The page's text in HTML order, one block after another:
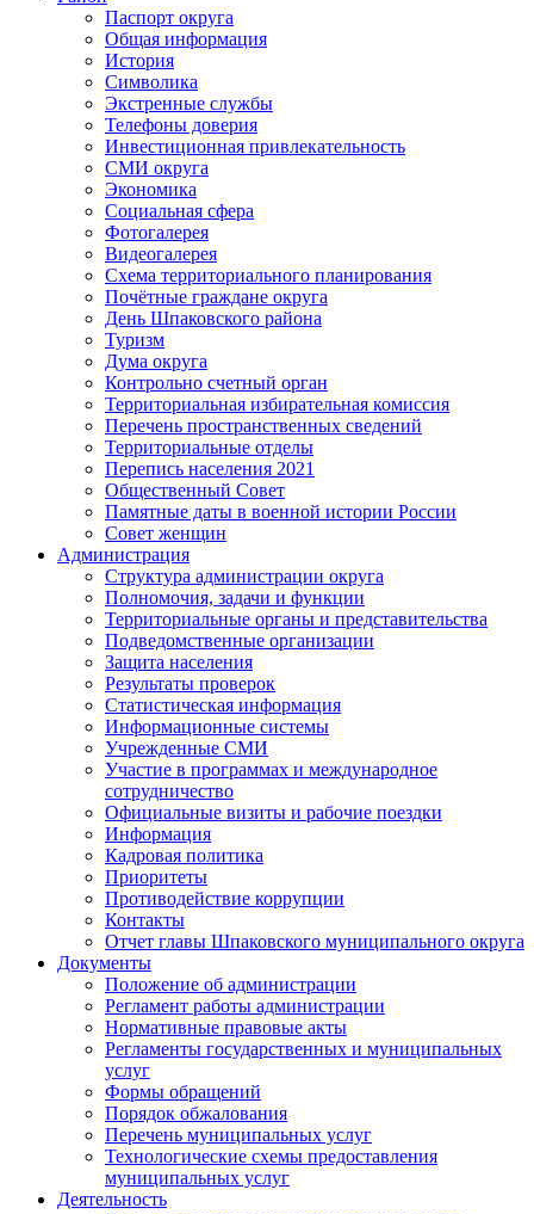
Паспорт округа
Общая информация
История
Символика
Экстренные службы
Телефоны доверия
Инвестиционная привлекательность
СМИ округа
Экономика
Социальная сфера
Фотогалерея
Видеогалерея
Схема территориального планирования
Почётные граждане округа
День Шпаковского района
Туризм
Дума округа
Контрольно счетный орган
Территориальная избирательная комиссия
Перечень пространственных сведений
Территориальные отделы
Перепись населения 2021
Общественный Совет
Памятные даты в военной истории России
Совет женщин
Администрация
Структура администрации округа
Полномочия, задачи и функции
Территориальные органы и представительства
Подведомственные организации
Защита населения
Результаты проверок
Статистическая информация
Информационные системы
Учрежденные СМИ
Участие в программах и международное
сотрудничество
Официальные визиты и рабочие поездки
Информация
Кадровая политика
Приоритеты
Противодействие коррупции
Контакты
Отчет главы Шпаковского муниципального округа
Документы
Положение об администрации
Регламент работы администрации
Нормативные правовые акты
Регламенты государственных и муниципальных
услуг
Формы обращений
Порядок обжалования
Перечень муниципальных услуг
Технологические схемы предоставления
муниципальных услуг
Деятельность